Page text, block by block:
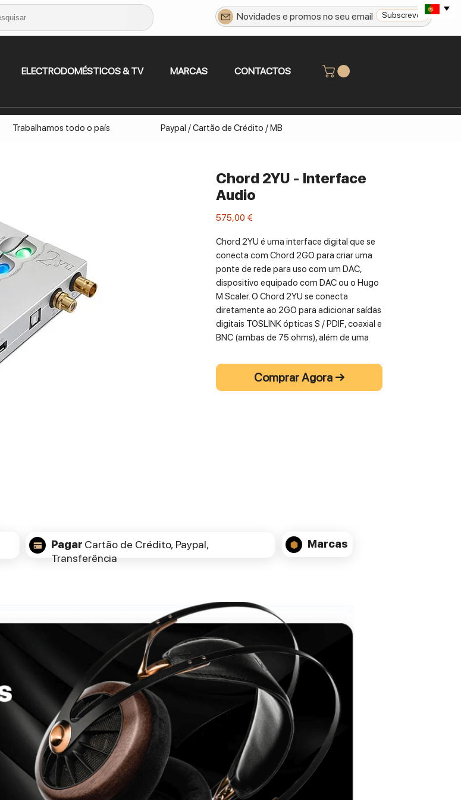
Subscrever
ELECTRODOMÉSTICOS & TV MARCAS CONTACTOS
Trabalhamos todo o país Paypal / Cartão de Crédito / MB
Chord 2YU - Interface
Audio
575,00 €
Chord 2YU é uma interface digital que se
conecta com Chord 2GO para criar uma
ponte de rede para uso com um DAC,
dispositivo equipado com DAC ou o Hugo
M Scaler. O Chord 2YU se conecta
diretamente ao 2GO para adicionar saídas
digitais TOSLINK ópticas S / PDIF, coaxial e
BNC (ambas de 75 ohms), além de uma
Chord 2YU possui 2.000 MIPS (milhões de
instruções por segundo) de poder de
processamento, um conversor de taxa de
Como o Chord 2GO, o Chord
2YU também é feito à mão no Reino Unido
Chord Electronics. Como o Chord Hugo 2,
o Chord 2YU possui quatro controles
esféricos policromáticos que regem a
seleção de saída, potência, função mudo e
dim.
Especificações:
Compatibilidade: Para que o 2YU herde as
capacidades de streaming / transporte de
música ou funcione como uma interface
de áudio, é necessária uma conexão com
o 2GO.
Fonte de energia: Micro USB (mínimo 5v 1
Comprar Agora →
Pagar Cartão de Crédito, Paypal,
Transferência
Marcas